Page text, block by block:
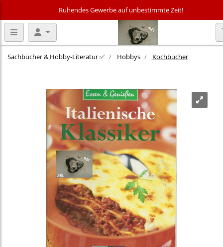
Ruhendes Gewerbe auf unbestimmte Zeit!
Sachbücher & Hobby‑Literatur ✅ Hobbys Kochbücher